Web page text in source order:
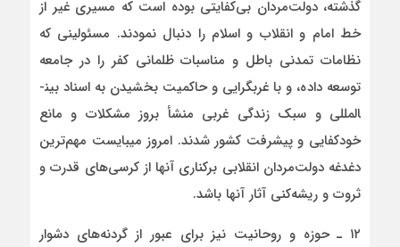
گذشته، دولت‌مردان بی‌کفایتی بوده است که مسیری غیر از
خط امام و انقلاب و اسلام را دنبال نمودند. مسئولینی که
نظامات تمدنی باطل و مناسبات ظلمانی کفر را در جامعه
توسعه داده، و با غربگرایی و حاکمیت بخشیدن به اسناد بین­
المللی و سبک زندگی غربی منشأ بروز مشکلات و مانع
خودکفایی و پیشرفت کشور شدند. امروز می­بایست مهم‌ترین
دغدغه دولت‌مردان انقلابی برکناری آنها از کرسی‌های قدرت و
ثروت و ریشه‌کنی آثار آنها باشد.
۱۲ ـ حوزه و روحانیت نیز برای عبور از گردنه‌های دشوار